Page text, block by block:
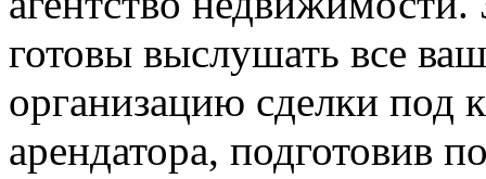
готовы выслушать все
организацию сделки под
арендатора, подготовив